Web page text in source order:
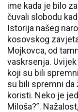
ime kada je bilo
čuvali slobodu
Istorija našeg
kosovskog
Mojkovca, od
vaskrsenja.
koji su bili
su bili spremni
koristi. Neko je
Miloša?”.